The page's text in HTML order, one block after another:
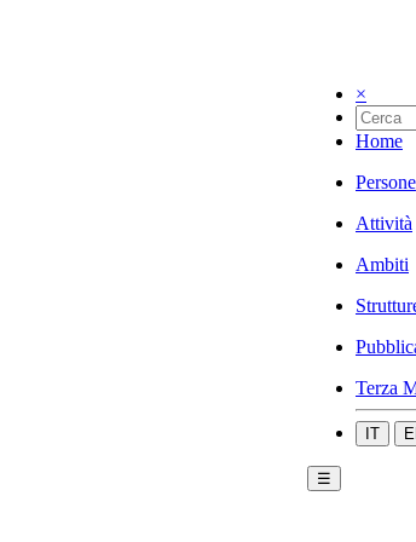
×
Home
Persone
Attività
Ambiti
Terza
IT
☰